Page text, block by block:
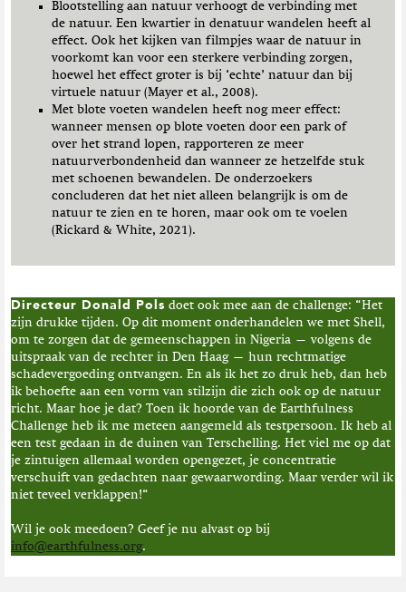
Blootstelling aan natuur verhoogt de verbinding met
de natuur. Een kwartier in denatuur wandelen heeft al
effect. Ook het kijken van filmpjes waar de natuur in
voorkomt kan voor een sterkere verbinding zorgen,
hoewel het effect groter is bij ‘echte’ natuur dan bij
virtuele natuur (Mayer et al., 2008).
Met blote voeten wandelen heeft nog meer effect:
wanneer mensen op blote voeten door een park of
over het strand lopen, rapporteren ze meer
natuurverbondenheid dan wanneer ze hetzelfde stuk
met schoenen bewandelen. De onderzoekers
concluderen dat het niet alleen belangrijk is om de
natuur te zien en te horen, maar ook om te voelen
(Rickard & White, 2021).
Directeur Donald Pols doet ook mee aan de challenge: “Het
zijn drukke tijden. Op dit moment onderhandelen we met Shell,
om te zorgen dat de gemeenschappen in Nigeria — volgens de
uitspraak van de rechter in Den Haag — hun rechtmatige
schadevergoeding ontvangen. En als ik het zo druk heb, dan heb
ik behoefte aan een vorm van stilzijn die zich ook op de natuur
richt. Maar hoe je dat? Toen ik hoorde van de Earthfulness
Challenge heb ik me meteen aangemeld als testpersoon. Ik heb al
een test gedaan in de duinen van Terschelling. Het viel me op dat
je zintuigen allemaal worden opengezet, je concentratie
verschuift van gedachten naar gewaarwording. Maar verder wil ik
niet teveel verklappen!“
Wil je ook meedoen? Geef je nu alvast op bij
info@earthfulness.org.